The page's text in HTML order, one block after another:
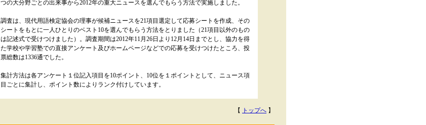
つの大分野ごとの出来事から2012年の重大ニュースを選んでもらう方法で実施しました。
調査は、現代用語検定協会の理事が候補ニュースを21項目選定して応募シートを作成、その
シートをもとに一人ひとりのベスト10を選んでもらう方法をとりました（21項目以外のもの
は記述式で受けつけました）。調査期間は2012年11月26日より12月14日までとし、協力を得
た学校や学習塾での直接アンケート及びホームページなどでの応募を受けつけたところ、投
票総数は1336通でした。
集計方法は各アンケート１位記入項目を10ポイント、10位を１ポイントとして、ニュース項
目ごとに集計し、ポイント数によりランク付けしています。
【 トップへ 】